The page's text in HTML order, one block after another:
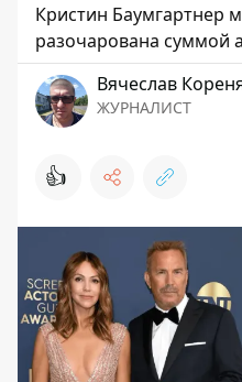
Кристин Баумгартнер
разочарована суммой
Вячеслав
ЖУРНАЛИСТ
👍